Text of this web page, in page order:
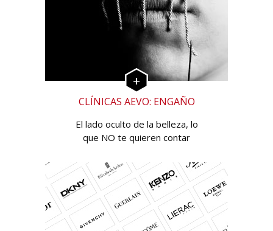
CLÍNICAS AEVO: ENGAÑO
El lado oculto de la belleza, lo
que NO te quieren contar